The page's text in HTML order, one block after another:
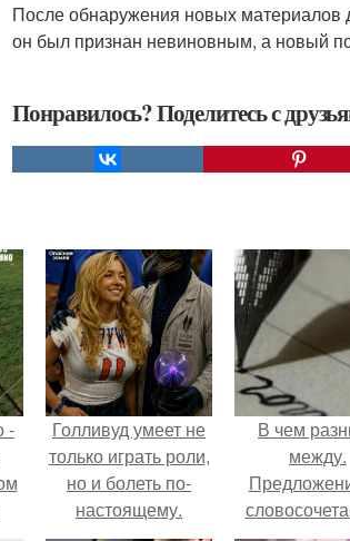
После обнаружения новых материалов
он был признан невиновным, а новый
Понравилось? Поделитесь с
-
Голливуд умеет не
только играть роли,
но и болеть по-
настоящему.
В чем
между.